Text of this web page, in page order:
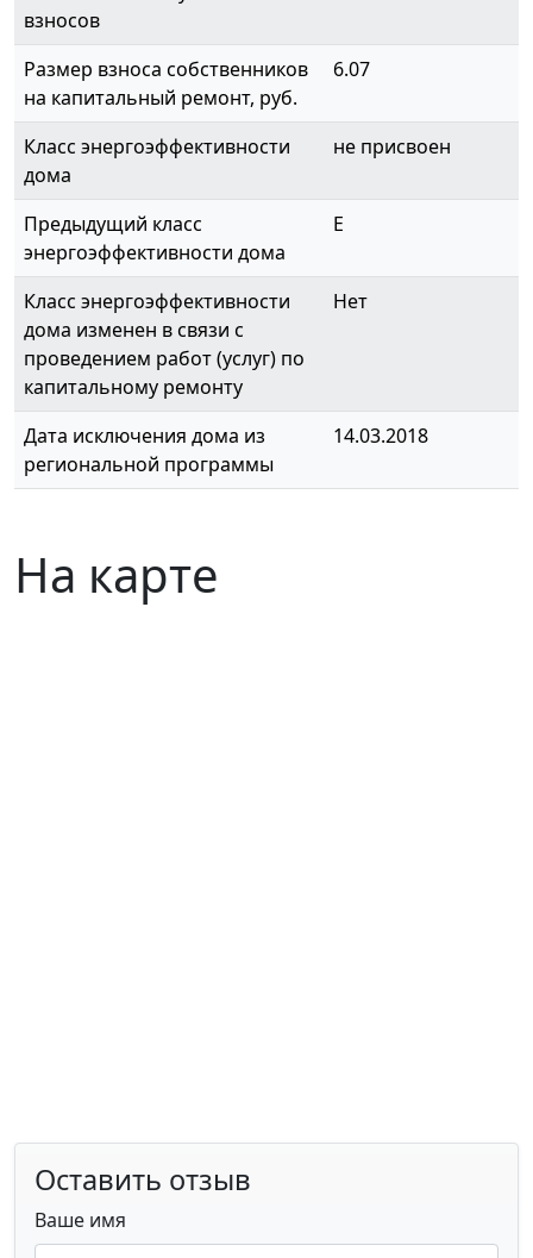
взносов
Размер взноса собственников
на капитальный ремонт, руб.
6.07
Класс энергоэффективности
дома
не присвоен
Предыдущий класс
энергоэффективности дома
E
Класс энергоэффективности
дома изменен в связи с
проведением работ (услуг) по
капитальному ремонту
Нет
Дата исключения дома из
региональной программы
14.03.2018
На карте
Оставить отзыв
Ваше имя